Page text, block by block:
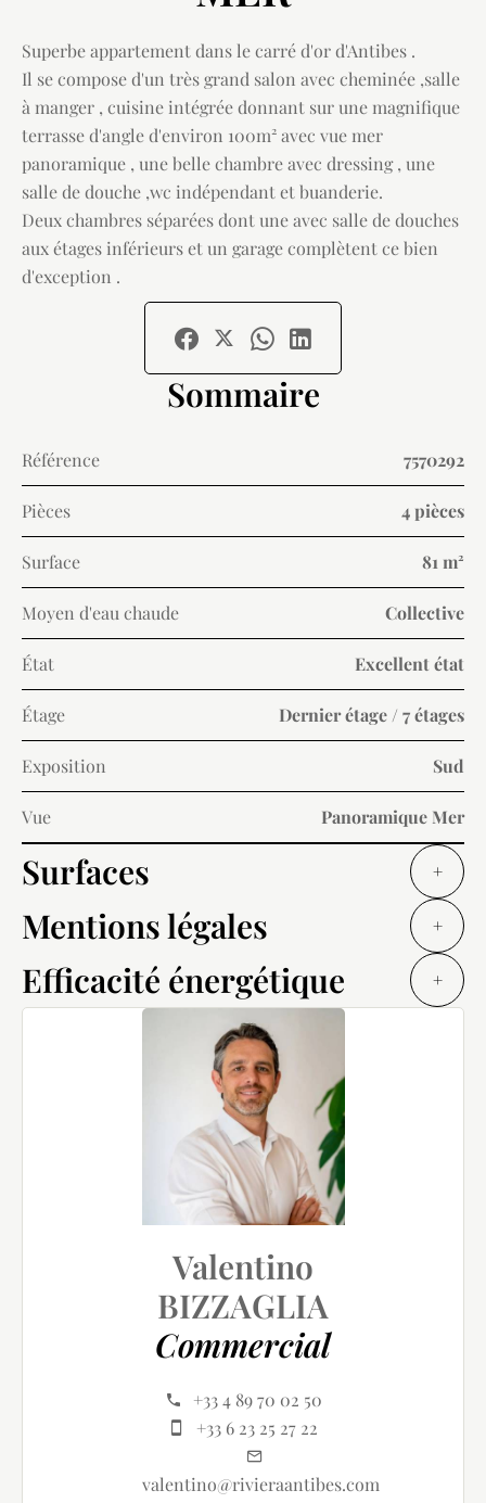
Superbe appartement dans le carré d'or d'Antibes .
Il se compose d'un très grand salon avec cheminée ,salle
à manger , cuisine intégrée donnant sur une magnifique
terrasse d'angle d'environ 100m² avec vue mer
panoramique , une belle chambre avec dressing , une
salle de douche ,wc indépendant et buanderie.
Deux chambres séparées dont une avec salle de douches
aux étages inférieurs et un garage complètent ce bien
d'exception .
Sommaire
Référence 7570292
Pièces 4 pièces
Surface 81 m²
Moyen d'eau chaude Collective
État Excellent état
Étage Dernier étage / 7 étages
Exposition Sud
Vue Panoramique Mer
Surfaces +
Mentions légales +
Efficacité énergétique +
Valentino
BIZZAGLIA
Commercial
+33 4 89 70 02 50
+33 6 23 25 27 22
valentino@rivieraantibes.com